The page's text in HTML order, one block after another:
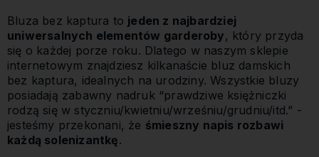
Bluza bez kaptura to jeden z najbardziej
uniwersalnych elementów garderoby , który przyda
się o każdej porze roku. Dlatego w naszym sklepie
internetowym znajdziesz kilkanaście bluz damskich
bez kaptura, idealnych na urodziny. Wszystkie bluzy
posiadają zabawny nadruk “prawdziwe księżniczki
rodzą się w styczniu/kwietniu/wrześniu/grudniu/itd.” -
jesteśmy przekonani, że śmieszny napis rozbawi
każdą solenizantkę.